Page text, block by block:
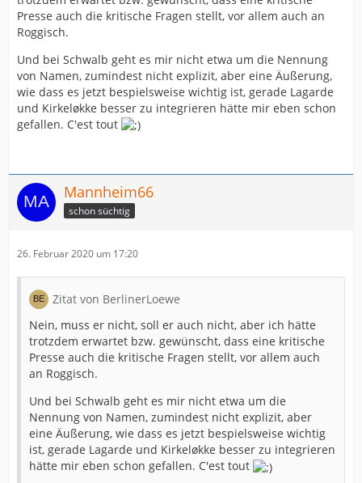
Presse auch die kritische Fragen stellt, vor allem auch an
Roggisch.
Und bei Schwalb geht es mir nicht etwa um die Nennung
von Namen, zumindest nicht explizit, aber eine Äußerung,
wie dass es jetzt bespielsweise wichtig ist, gerade Lagarde
und Kirkeløkke besser zu integrieren hätte mir eben schon
gefallen. C'est tout
Mannheim66
schon süchtig
26. Februar 2020 um 17:20
Zitat von BerlinerLoewe
Nein, muss er nicht, soll er auch nicht, aber ich hätte
trotzdem erwartet bzw. gewünscht, dass eine kritische
Presse auch die kritische Fragen stellt, vor allem auch
an Roggisch.
Und bei Schwalb geht es mir nicht etwa um die
Nennung von Namen, zumindest nicht explizit, aber
eine Äußerung, wie dass es jetzt bespielsweise wichtig
ist, gerade Lagarde und Kirkeløkke besser zu integrieren
hätte mir eben schon gefallen. C'est tout